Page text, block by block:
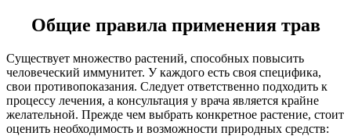
Общие правила применения трав
Существует множество растений, способных повысить
человеческий иммунитет. У каждого есть своя специфика,
свои противопоказания. Следует ответственно подходить к
процессу лечения, а консультация у врача является крайне
желательной. Прежде чем выбрать конкретное растение, стоит
оценить необходимость и возможности природных средств: